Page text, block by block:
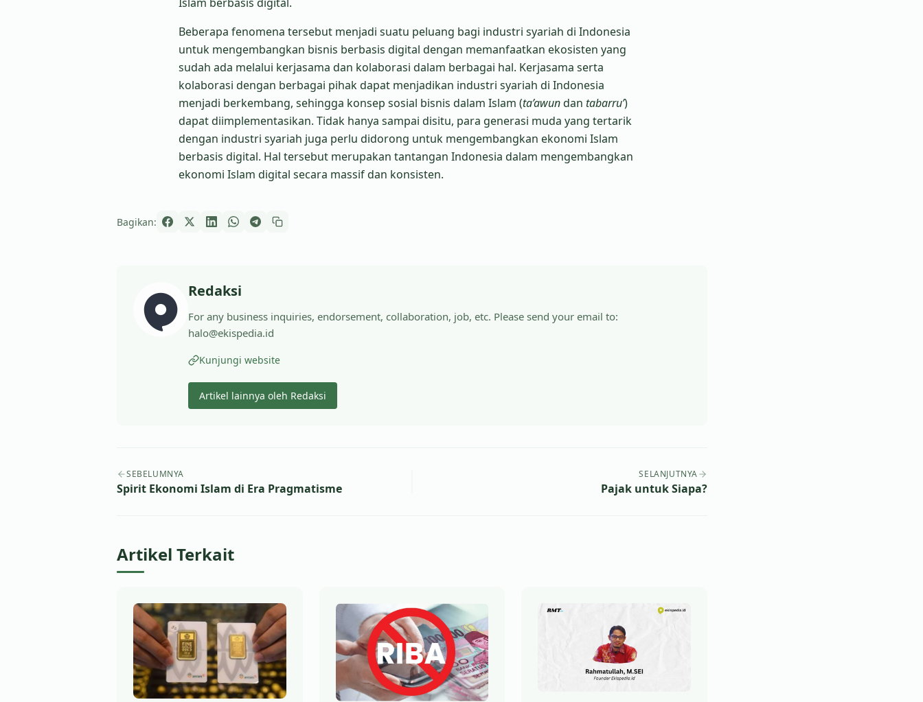
Beberapa fenomena tersebut menjadi suatu peluang bagi industri syariah di Indonesia
untuk mengembangkan bisnis berbasis digital dengan memanfaatkan ekosisten yang
sudah ada melalui kerjasama dan kolaborasi dalam berbagai hal. Kerjasama serta
kolaborasi dengan berbagai pihak dapat menjadikan industri syariah di Indonesia
menjadi berkembang, sehingga konsep sosial bisnis dalam Islam (ta’awundan tabarru’)
dapat diimplementasikan. Tidak hanya sampai disitu, para generasi muda yang tertarik
dengan industri syariah juga perlu didorong untuk mengembangkan ekonomi Islam
berbasis digital. Hal tersebut merupakan tantangan Indonesia dalam mengembangkan
ekonomi Islam digital secara massif dan konsisten.
Bagikan:
Redaksi
For any business inquiries, endorsement, collaboration, job, etc. Please send your email to:
halo@ekispedia.id
Kunjungi website
Artikel lainnya oleh Redaksi
Navigasi artikel
SEBELUMNYA
Spirit Ekonomi Islam di Era Pragmatisme
SELANJUTNYA
Pajak untuk Siapa?
Artikel Terkait